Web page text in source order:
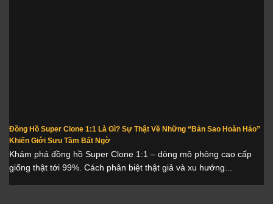
Đồng Hồ Super Clone 1:1 Là Gì? Sự Thật Về Những “Bản Sao Hoàn Hảo”
Khiến Giới Sưu Tầm Bất Ngờ
Khám phá đồng hồ Super Clone 1:1 – dòng mô phỏng cao cấp
giống thật tới 99%. Cách phân biệt thật giả và xu hướng...